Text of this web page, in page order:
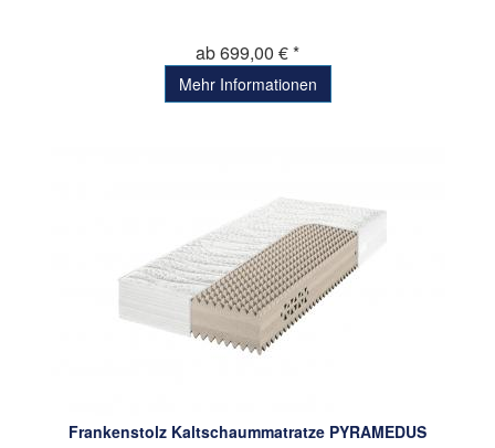
ab 699,00 € *
Mehr Informationen
Frankenstolz Kaltschaummatratze PYRAMEDUS